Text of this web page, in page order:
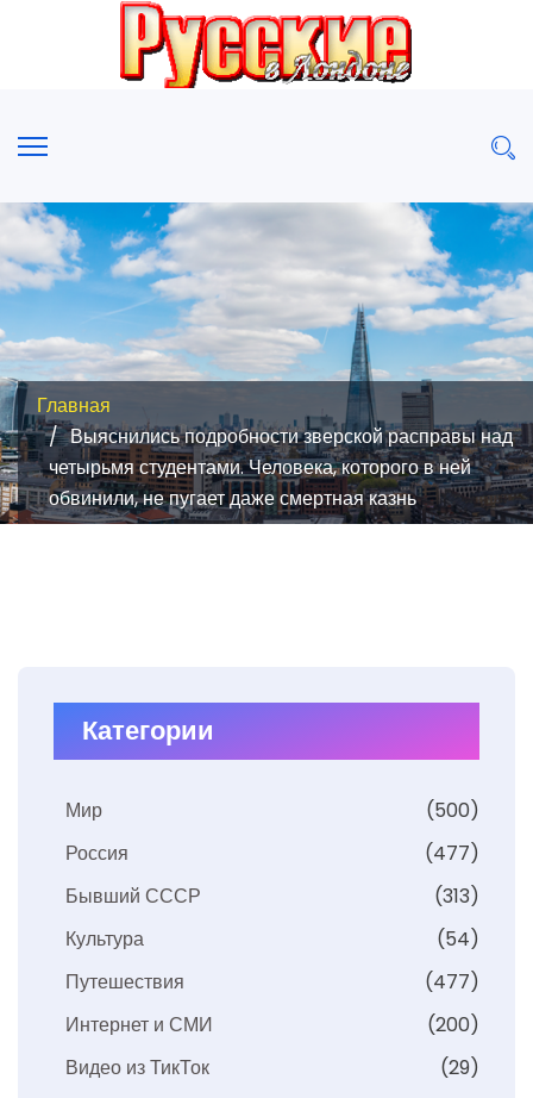
Главная
Выяснились подробности зверской расправы над
четырьмя студентами. Человека, которого в ней
обвинили, не пугает даже смертная казнь
Категории
Мир
(500)
Россия
(477)
Бывший СССР
(313)
Культура
(54)
Путешествия
(477)
Интернет и СМИ
(200)
Видео из ТикТок
(29)